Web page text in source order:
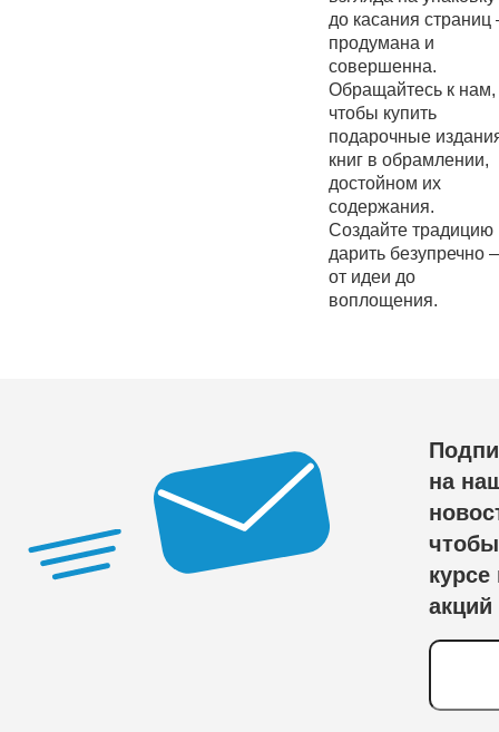
до касания
продумана и
совершенна.
Обращайтесь к нам,
чтобы купить
подарочные
книг в обрамлении,
достойном их
содержания.
Создайте традицию
дарить безупречно
от идеи до
воплощения.
на
курсе
акций